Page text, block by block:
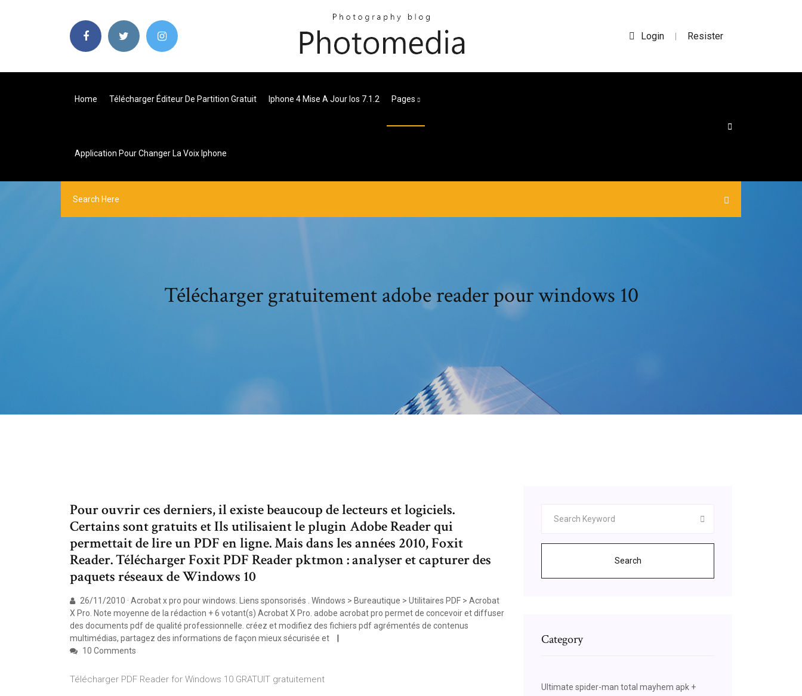
Login | Resister
Home Télécharger Éditeur De Partition Gratuit Iphone 4 Mise A Jour Ios 7.1.2 Pages
Application Pour Changer La Voix Iphone
Télécharger gratuitement adobe reader pour windows 10
Pour ouvrir ces derniers, il existe beaucoup de lecteurs et logiciels.
Certains sont gratuits et Ils utilisaient le plugin Adobe Reader qui
permettait de lire un PDF en ligne. Mais dans les années 2010, Foxit
Reader. Télécharger Foxit PDF Reader pktmon : analyser et capturer des
paquets réseaux de Windows 10
26/11/2010 · Acrobat x pro pour windows. Liens sponsorisés . Windows > Bureautique > Utilitaires PDF > Acrobat
X Pro. Note moyenne de la rédaction + 6 votant(s) Acrobat X Pro. adobe acrobat pro permet de concevoir et diffuser
des documents pdf de qualité professionnelle. créez et modifiez des fichiers pdf agrémentés de contenus
multimédias, partagez des informations de façon mieux sécurisée et
10 Comments
Télécharger PDF Reader for Windows 10 GRATUIT gratuitement
Search
Category
Ultimate spider-man total mayhem apk +